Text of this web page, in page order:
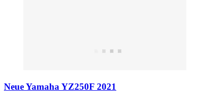
Neue Yamaha YZ250F 2021